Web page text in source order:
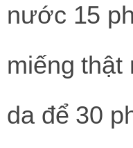
nước 15
miếng thật
da để 30